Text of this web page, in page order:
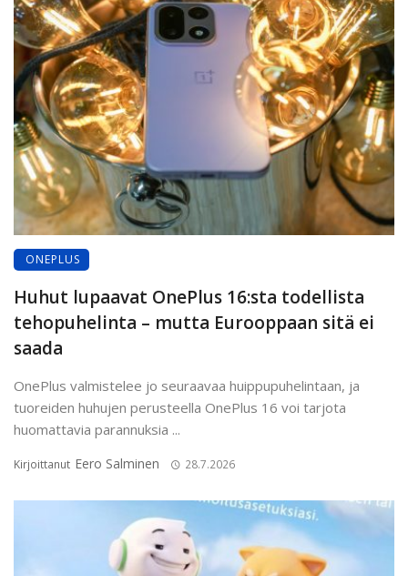
ONEPLUS
Huhut lupaavat OnePlus 16:sta todellista
tehopuhelinta – mutta Eurooppaan sitä ei
saada
OnePlus valmistelee jo seuraavaa huippupuhelintaan, ja
tuoreiden huhujen perusteella OnePlus 16 voi tarjota
huomattavia parannuksia ...
Kirjoittanut Eero Salminen 28.7.2026